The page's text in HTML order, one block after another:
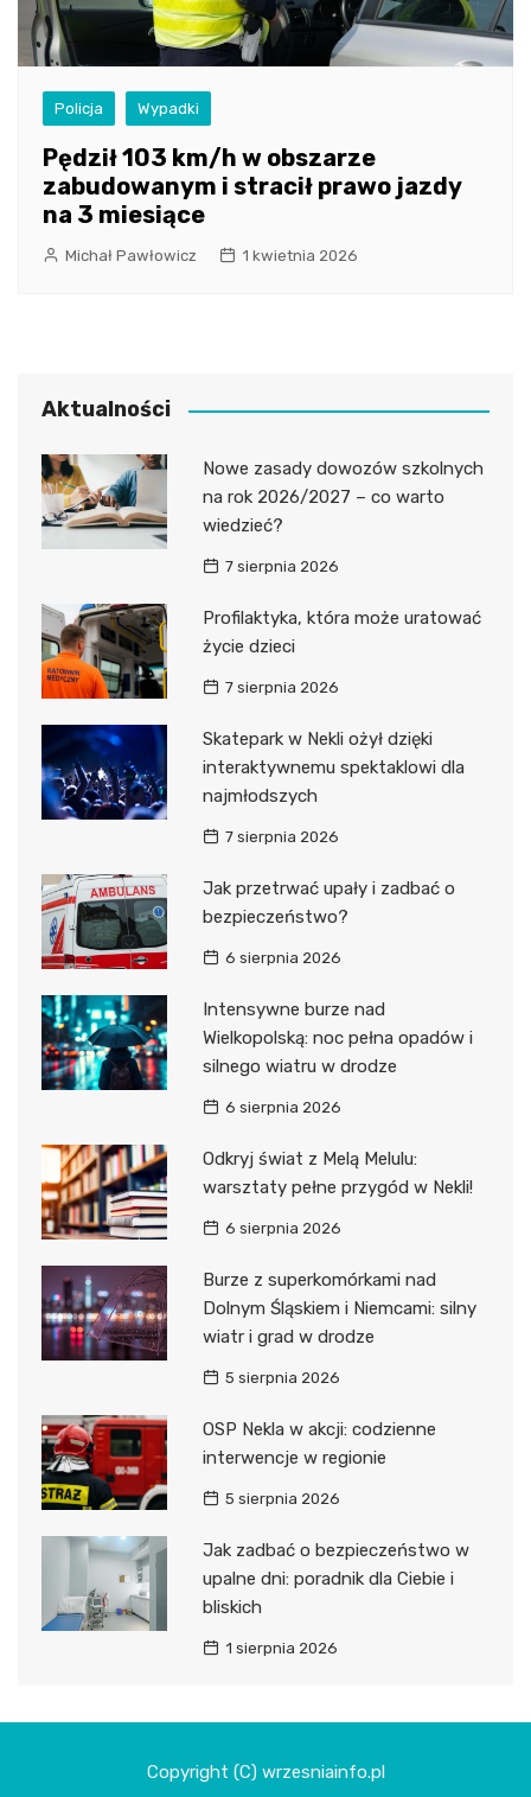
Policja Wypadki
Pędził 103 km/h w obszarze
zabudowanym i stracił prawo jazdy
na 3 miesiące
Michał Pawłowicz 1 kwietnia 2026
Aktualności
Nowe zasady dowozów szkolnych
na rok 2026/2027 – co warto
wiedzieć?
7 sierpnia 2026
Profilaktyka, która może uratować
życie dzieci
7 sierpnia 2026
Skatepark w Nekli ożył dzięki
interaktywnemu spektaklowi dla
najmłodszych
7 sierpnia 2026
Jak przetrwać upały i zadbać o
bezpieczeństwo?
6 sierpnia 2026
Intensywne burze nad
Wielkopolską: noc pełna opadów i
silnego wiatru w drodze
6 sierpnia 2026
Odkryj świat z Melą Melulu:
warsztaty pełne przygód w Nekli!
6 sierpnia 2026
Burze z superkomórkami nad
Dolnym Śląskiem i Niemcami: silny
wiatr i grad w drodze
5 sierpnia 2026
OSP Nekla w akcji: codzienne
interwencje w regionie
5 sierpnia 2026
Jak zadbać o bezpieczeństwo w
upalne dni: poradnik dla Ciebie i
bliskich
1 sierpnia 2026
Copyright (C) wrzesniainfo.pl